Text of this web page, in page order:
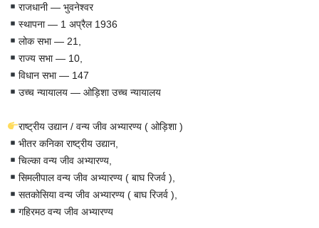
राजधानी — भुवनेश्वर
स्थापना — 1 अप्रैल 1936
लोक सभा — 21,
राज्य सभा — 10,
विधान सभा — 147
उच्च न्यायालय — ओड़िशा उच्च न्यायालय
राष्ट्रीय उद्यान / वन्य जीव अभ्यारण्य ( ओड़िशा )
भीतर कनिका राष्ट्रीय उद्यान,
चिल्का वन्य जीव अभ्यारण्य,
सिमलीपाल वन्य जीव अभ्यारण्य ( बाघ रिजर्व ),
सतकोसिया वन्य जीव अभ्यारण्य ( बाघ रिजर्व ),
गहिरमठ वन्य जीव अभ्यारण्य